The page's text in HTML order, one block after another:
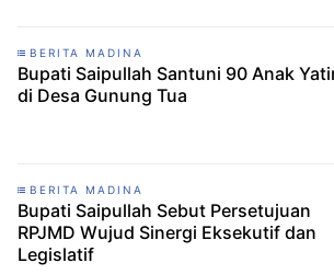
BERITA MADINA
Bupati Saipullah Santuni 90 Anak
di Desa Gunung Tua
BERITA MADINA
Bupati Saipullah Sebut Persetujuan
RPJMD Wujud Sinergi Eksekutif dan
Legislatif